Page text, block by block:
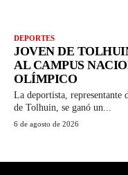
DEPORTES
JOVEN DE
AL CAMPUS
OLÍMPICO
La deportista, representante
de Tolhuin, se ganó un...
6 de agosto de 2026